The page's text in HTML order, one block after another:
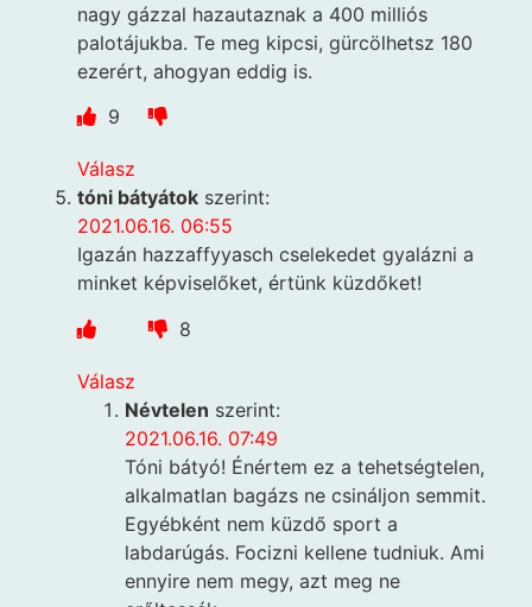
nagy gázzal hazautaznak a 400 milliós
palotájukba. Te meg kipcsi, gürcölhetsz 180
ezerért, ahogyan eddig is.
9
Válasz
tóni bátyátok szerint:
2021.06.16. 06:55
Igazán hazzaffyyasch cselekedet gyalázni a
minket képviselőket, értünk küzdőket!
8
Válasz
Névtelen szerint:
2021.06.16. 07:49
Tóni bátyó! Énértem ez a tehetségtelen,
alkalmatlan bagázs ne csináljon semmit.
Egyébként nem küzdő sport a
labdarúgás. Focizni kellene tudniuk. Ami
ennyire nem megy, azt meg ne